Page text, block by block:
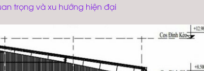
trọng và xu hướng hiện đại